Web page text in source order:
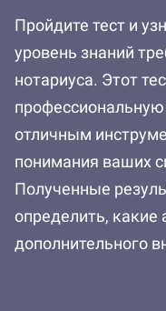
Пройдите тест и
уровень знаний
нотариуса. Этот
профессиональную
отличным
понимания ваших
Полученные
определить, какие
дополнительного